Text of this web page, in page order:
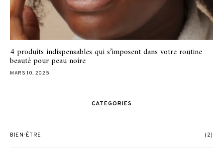
4 produits indispensables qui s’imposent dans votre routine
beauté pour peau noire
MARS 10, 2025
CATEGORIES
BIEN-ÊTRE (2)